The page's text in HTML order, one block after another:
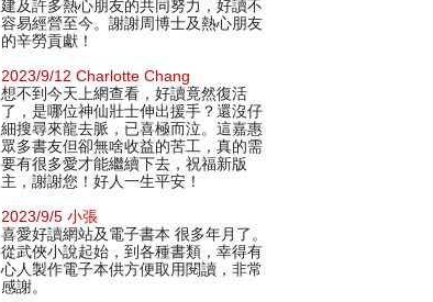
建及許多熱心朋友的共同努力，好讀不
容易經營至今。謝謝周博士及熱心朋友
的辛勞貢獻！
2023/9/12 Charlotte Chang
想不到今天上網查看，好讀竟然復活
了，是哪位神仙壯士伸出援手？還沒仔
細搜尋來龍去脈，已喜極而泣。這嘉惠
眾多書友但卻無啥收益的苦工，真的需
要有很多愛才能繼續下去，祝福新版
主，謝謝您！好人一生平安！
2023/9/5 小張
喜愛好讀網站及電子書本 很多年月了。
從武俠小說起始，到各種書類，幸得有
心人製作電子本供方便取用閱讀，非常
感謝。